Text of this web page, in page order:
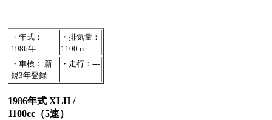
・年式：
1986年
・排気量：
1100 cc
・車検： 新
規3年登録
・走行：---
-
1986年式 XLH /
1100cc（5速）